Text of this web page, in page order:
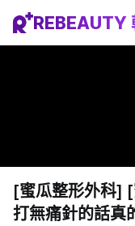
REBEAUTY
[蜜瓜整形外科]
打無痛針的話真